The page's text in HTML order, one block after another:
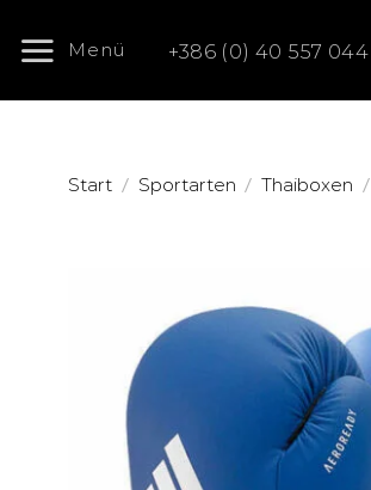
Inhalt
Menü +386 (0) 40 557 044
Start / Sportarten / Thaiboxen /